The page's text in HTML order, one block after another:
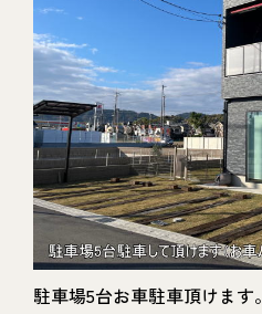
駐車場5台お車駐車頂けま